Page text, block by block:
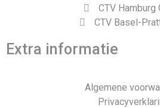
CTV Hamburg
CTV Basel-
Extra informatie
Algemene